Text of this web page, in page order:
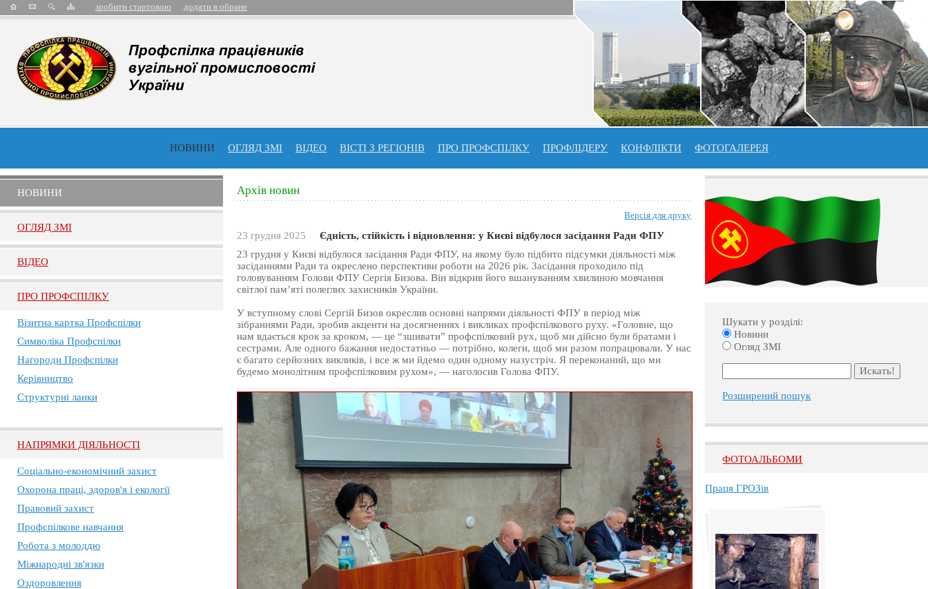
зробити стартовою додати в обране
НОВИНИ ОГЛЯД ЗМІ ВІДЕО ВІСТІ З РЕГІОНІВ ПРО ПРОФСПIЛКУ ПРОФЛIДЕРУ КОНФЛІКТИ ФОТОГАЛЕРЕЯ
НОВИНИ
ОГЛЯД ЗМI
ВIДЕО
ПРО ПРОФСПIЛКУ
Візитна картка Профспілки
Символіка Профспілки
Нагороди Профспілки
Керівництво
Структурні ланки
НАПРЯМКИ ДІЯЛЬНОСТІ
Соціально-економічний захист
Охорона праці, здоров'я і екології
Правовий захист
Профспілкове навчання
Робота з молоддю
Міжнародні зв'язки
Оздоровлення
Архів новин
Версія для друку
23 грудня 2025
Єдність, стійкість і відновлення: у Києві відбулося засідання Ради ФПУ
23 грудня у Києві відбулося засідання Ради ФПУ, на якому було підбито підсумки діяльності між
засіданнями Ради та окреслено перспективи роботи на 2026 рік. Засідання проходило під
головуванням Голови ФПУ Сергія Бизова. Він відкрив його вшануванням хвилиною мовчання
світлої пам’яті полеглих захисників України.
У вступному слові Сергій Бизов окреслив основні напрями діяльності ФПУ в період між
зібраннями Ради, зробив акценти на досягненнях і викликах профспілкового руху. «Головне, що
нам вдається крок за кроком, — це “зшивати” профспілковий рух, щоб ми дійсно були братами і
сестрами. Але одного бажання недостатньо — потрібно, колеги, щоб ми разом попрацювали. У нас
є багато серйозних викликів, і все ж ми йдемо один одному назустріч. Я переконаний, що ми
будемо монолітним профспілковим рухом», — наголосив Голова ФПУ.
Шукати у розділі:
Новини
Огляд ЗМІ
Розширений пошук
ФОТОАЛЬБОМИ
Праця ГРОЗів